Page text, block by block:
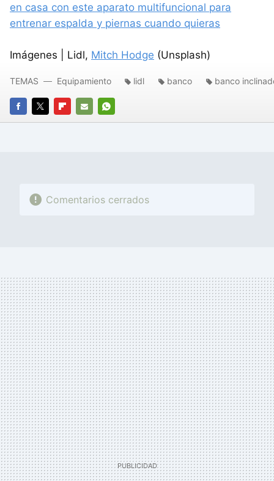
en casa con este aparato multifuncional para
entrenar espalda y piernas cuando quieras
Imágenes | Lidl, Mitch Hodge (Unsplash)
FACEBOOK
TWITTERFLIPBOARD
E-
WHATSAPP
TEMAS Equipamiento lidl banco banco
Comentarios cerrados